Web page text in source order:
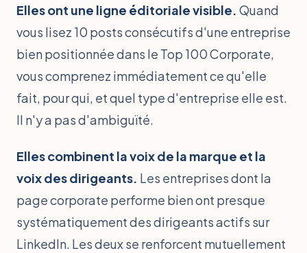
Elles ont une ligne éditoriale visible. Quand
vous lisez 10 posts consécutifs d'une entreprise
bien positionnée dans le Top 100 Corporate,
vous comprenez immédiatement ce qu'elle
fait, pour qui, et quel type d'entreprise elle est.
Il n'y a pas d'ambiguïté.
Elles combinent la voix de la marque et la
voix des dirigeants. Les entreprises dont la
page corporate performe bien ont presque
systématiquement des dirigeants actifs sur
LinkedIn. Les deux se renforcent mutuellement